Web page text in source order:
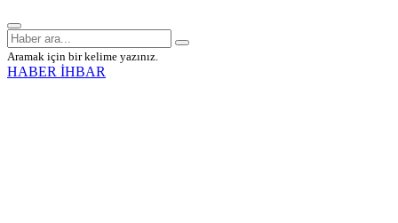
Aramak için bir kelime yazınız.
HABER İHBAR